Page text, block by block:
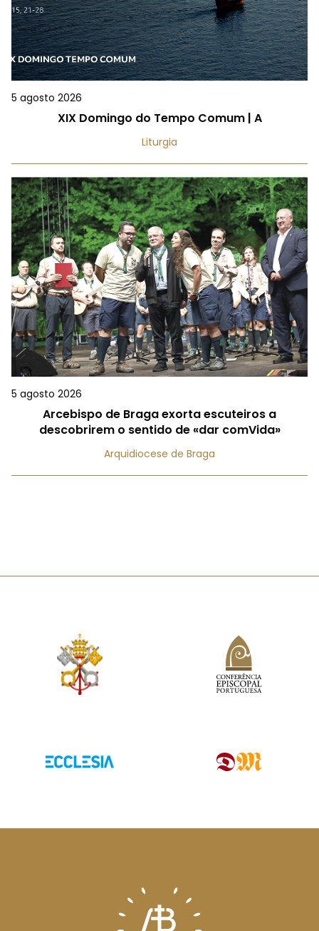
5 agosto 2026
XIX Domingo do Tempo Comum | A
Liturgia
5 agosto 2026
Arcebispo de Braga exorta escuteiros a
descobrirem o sentido de «dar comVida»
Arquidiocese de Braga